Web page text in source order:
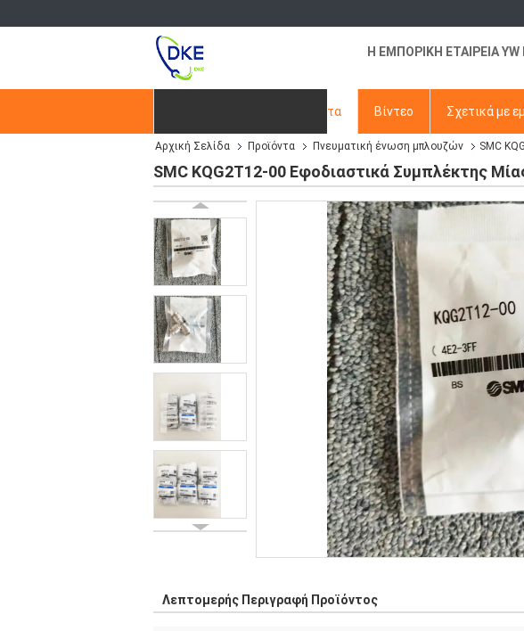
Η ΕΜΠΟΡΙΚΗ ΕΤΑΙΡΕΙΑ YW
Προϊόντα Βίντεο Σχετικά με
Ζητήστε ένα απόσπασμα
Αρχική Σελίδα Προϊόντα Πνευματική ένωση μπλουζών SMC
SMC KQG2T12-00 Εφοδιαστικά Συμπλέκτης
Λεπτομερής Περιγραφή Προϊόντος